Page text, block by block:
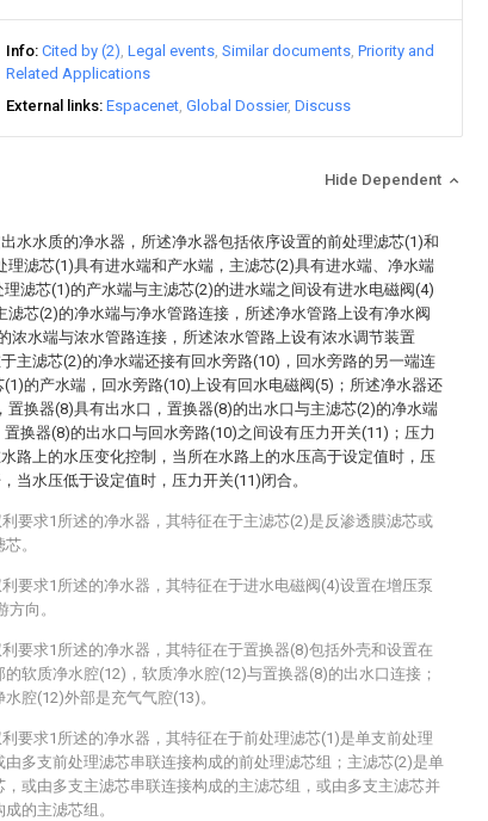
Info Cited by (2) Legal events Similar documents Priority and
Related Applications
External links Espacenet Global Dossier Discuss
Hide Dependent
水水质的净水器，所述净水器包括依序设置的前处理滤芯(1)和
理滤芯(1)具有进水端和产水端，主滤芯(2)具有进水端、净水端
滤芯(1)的产水端与主滤芯(2)的进水端之间设有进水电磁阀(4)
滤芯(2)的净水端与净水管路连接，所述净水管路上设有净水阀
浓水端与浓水管路连接，所述浓水管路上设有浓水调节装置
主滤芯(2)的净水端还接有回水旁路(10)，回水旁路的另一端连
的产水端，回水旁路(10)上设有回水电磁阀(5)；所述净水器还
置换器(8)具有出水口，置换器(8)的出水口与主滤芯(2)的净水端
换器(8)的出水口与回水旁路(10)之间设有压力开关(11)；压力
路上的水压变化控制，当所在水路上的水压高于设定值时，压
当水压低于设定值时，压力开关(11)闭合。
要求1所述的净水器，其特征在于主滤芯(2)是反渗透膜滤芯或
。
要求1所述的净水器，其特征在于进水电磁阀(4)设置在增压泵
方向。
利要求1所述的净水器，其特征在于置换器(8)包括外壳和设置在
的软质净水腔(12)，软质净水腔(12)与置换器(8)的出水口连接；
腔(12)外部是充气气腔(13)。
利要求1所述的净水器，其特征在于前处理滤芯(1)是单支前处理
由多支前处理滤芯串联连接构成的前处理滤芯组；主滤芯(2)是单
，或由多支主滤芯串联连接构成的主滤芯组，或由多支主滤芯并
的主滤芯组。